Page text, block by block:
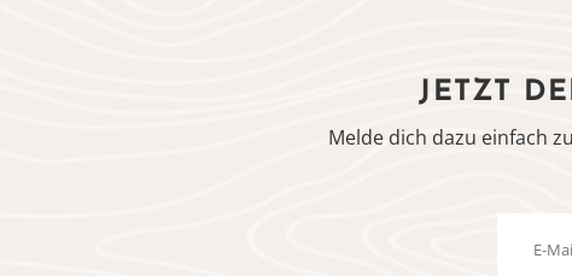
JETZT
Melde dich dazu einfach